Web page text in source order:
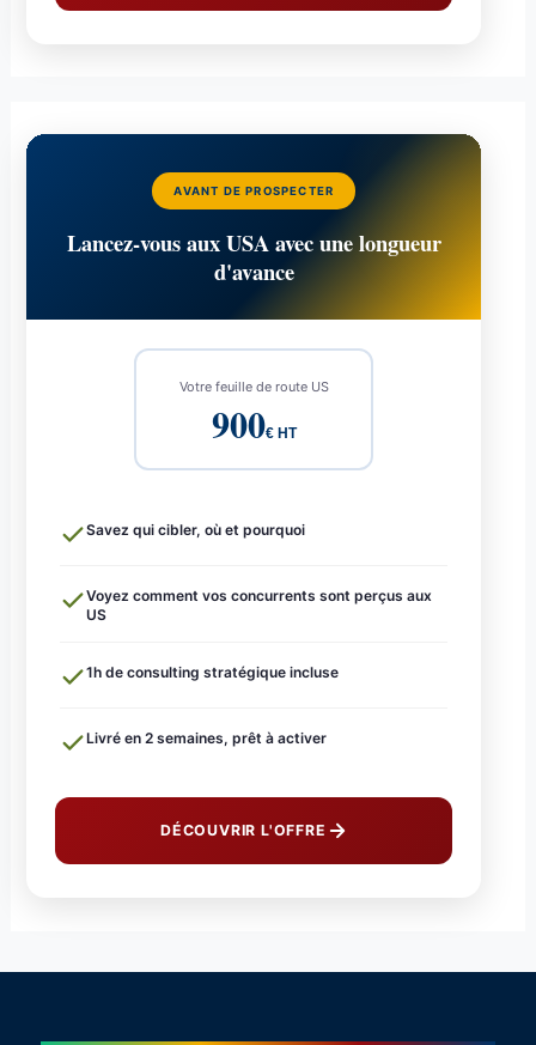
AVANT DE PROSPECTER
Lancez-vous aux USA avec une longueur
d'avance
Votre feuille de route US
900€ HT
Savez qui cibler, où et pourquoi
Voyez comment vos concurrents sont perçus aux
US
1h de consulting stratégique incluse
Livré en 2 semaines, prêt à activer
DÉCOUVRIR L'OFFRE